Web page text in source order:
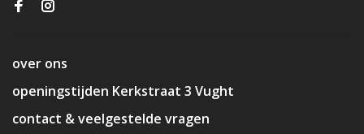
over ons
openingstijden Kerkstraat 3 Vught
contact & veelgestelde vragen